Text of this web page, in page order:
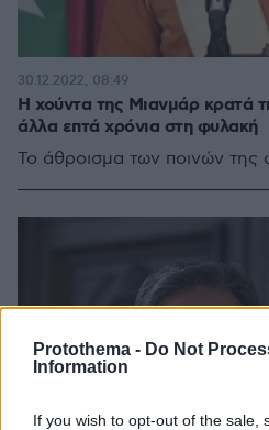
Protothema - Do Not
Information
If you wish to opt-out of the sale,
Η χούντα της Μιανμάρ κρατά
άλλα επτά χρόνια στη φυλακή
Το άθροισμα των ποινών της
30.12.2022, 08:49